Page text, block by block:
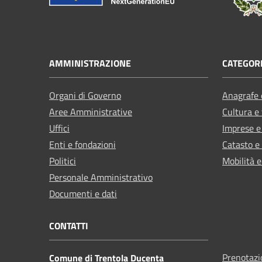
AMMINISTRAZIONE
Organi di Governo
Aree Amministrative
Uffici
Enti e fondazioni
Politici
Personale Amministrativo
Documenti e dati
Cultura
Imprese
Catasto
Mobilità
CONTATTI
Comune di Trentola Ducenta